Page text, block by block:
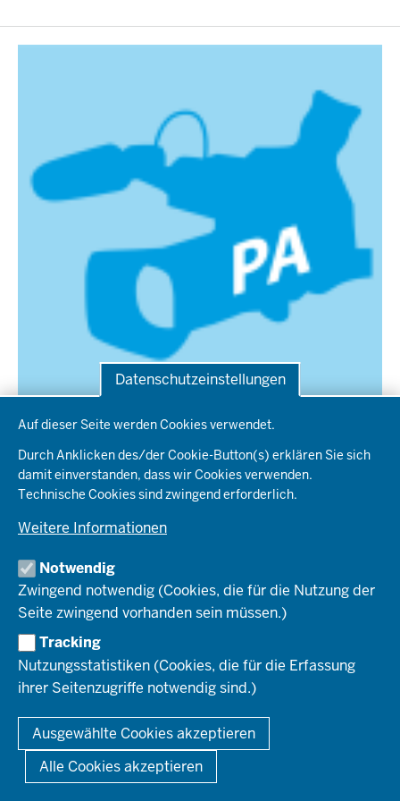
Datenschutzeinstellungen
Auf dieser Seite werden Cookies verwendet.
Durch Anklicken des/der Cookie-Button(s) erklären Sie sich
damit einverstanden, dass wir Cookies verwenden.
Technische Cookies sind zwingend erforderlich.
Weitere Informationen
Notwendig
Zwingend notwendig (Cookies, die für die Nutzung der
Seite zwingend vorhanden sein müssen.)
Tracking
Nutzungsstatistiken (Cookies, die für die Erfassung
ihrer Seitenzugriffe notwendig sind.)
Ausgewählte Cookies akzeptieren
Alle Cookies akzeptieren
BR_D
Aufzeichnung der 12. Sitzung des
Ausschusses für Planung (PA)
am Donnerstag, den 7. Dezember 2023
im Plenarsaal der Bezirksregierung Düsseldorf